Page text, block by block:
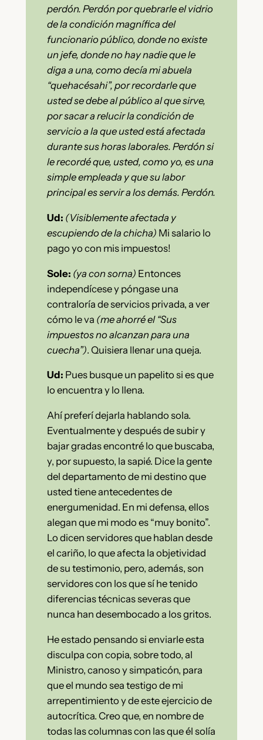
perdón. Perdón por quebrarle el vidrio
de la condición magnífica del
funcionario público, donde no existe
un jefe, donde no hay nadie que le
diga a una, como decía mi abuela
“quehacésahi”, por recordarle que
usted se debe al público al que sirve,
por sacar a relucir la condición de
servicio a la que usted está afectada
durante sus horas laborales. Perdón si
le recordé que, usted, como yo, es una
simple empleada y que su labor
principal es servir a los demás. Perdón.
Ud: (Visiblemente afectada y
escupiendo de la chicha) Mi salario lo
pago yo con mis impuestos!
Sole: (ya con sorna) Entonces
independícese y póngase una
contraloría de servicios privada, a ver
cómo le va (me ahorré el “Sus
impuestos no alcanzan para una
cuecha”). Quisiera llenar una queja.
Ud: Pues busque un papelito si es que
lo encuentra y lo llena.
Ahí preferí dejarla hablando sola.
Eventualmente y después de subir y
bajar gradas encontré lo que buscaba,
y, por supuesto, la sapié. Dice la gente
del departamento de mi destino que
usted tiene antecedentes de
energumenidad. En mi defensa, ellos
alegan que mi modo es “muy bonito”.
Lo dicen servidores que hablan desde
el cariño, lo que afecta la objetividad
de su testimonio, pero, además, son
servidores con los que sí he tenido
diferencias técnicas severas que
nunca han desembocado a los gritos.
He estado pensando si enviarle esta
disculpa con copia, sobre todo, al
Ministro, canoso y simpaticón, para
que el mundo sea testigo de mi
arrepentimiento y de este ejercicio de
autocrítica. Creo que, en nombre de
todas las columnas con las que él solía